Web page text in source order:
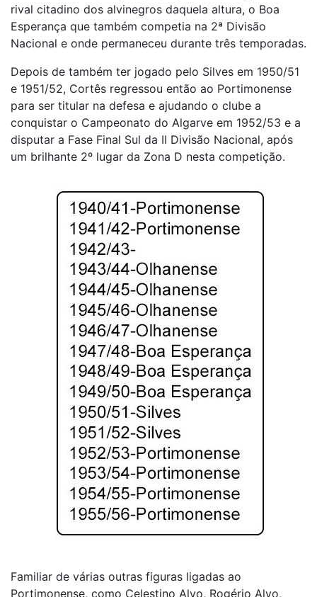
rival citadino dos alvinegros daquela altura, o Boa
Esperança que também competia na 2ª Divisão
Nacional e onde permaneceu durante três temporadas.
Depois de também ter jogado pelo Silves em 1950/51
e 1951/52, Cortês regressou então ao Portimonense
para ser titular na defesa e ajudando o clube a
conquistar o Campeonato do Algarve em 1952/53 e a
disputar a Fase Final Sul da II Divisão Nacional, após
um brilhante 2º lugar da Zona D nesta competição.
Familiar de várias outras figuras ligadas ao
Portimonense, como Celestino Alvo, Rogério Alvo,